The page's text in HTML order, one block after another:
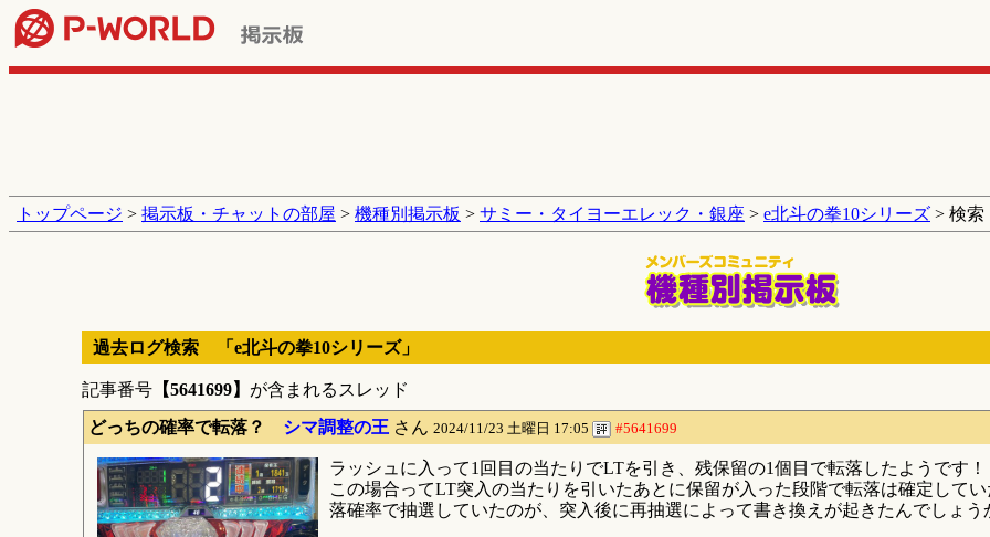
トップページ > 掲示板・チャットの部屋 > 機種別掲示板 > サミー・タイヨーエレック・銀座 > e北斗の拳10シリーズ > 検索
過去ログ検索 「e北斗の拳10シリーズ」
記事番号 【5641699】 が含まれるスレッド
どっちの確率で転落？ シマ調整の王さん 2024/11/23 土曜日 17:05 #5641699
ラッシュに入って1回目の当たりでLTを引き、残保留の1個目で転落したようです！
この場合ってLT突入の当たりを引いたあとに保留が入った段階で転落は確定して
落確率で抽選していたのが、突入後に再抽選によって書き換えが起きたんでしょう